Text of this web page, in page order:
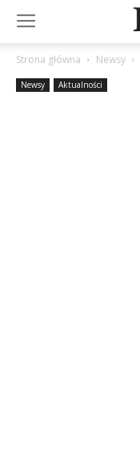
Strona główna Newsy
Newsy Aktualności